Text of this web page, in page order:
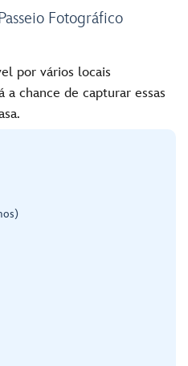
Fotográfico
por vários locais
a chance de capturar essas